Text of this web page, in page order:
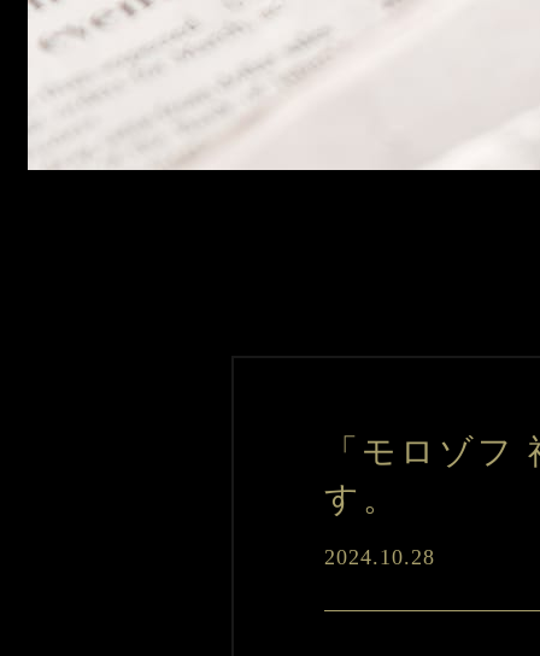
「モロゾ
す。
2024.10.28